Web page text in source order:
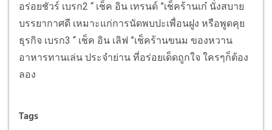
อร่อยชัวร์ เบรก2 “ เช็ค อิน เทรนด์ ”เช็คร้านเก๋ นั่งสบาย
บรรยากาศดี เหมาะแก่การนัดพบปะเพื่อนฝูง หรือพูดคุย
ธุรกิจ เบรก3 “ เช็ค อิน เลิฟ ”เช็คร้านขนม ของหวาน
อาหารทานเล่น ประจำย่าน ที่อร่อยเด็ดถูกใจ ใครๆก็ต้อง
ลอง
Tags